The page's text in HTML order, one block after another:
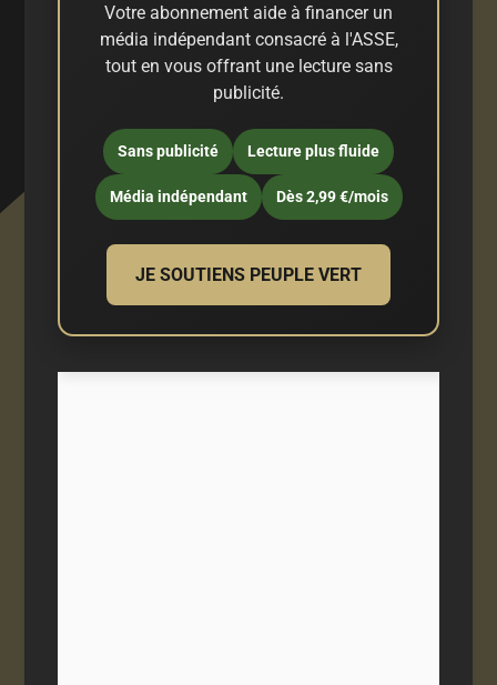
Votre abonnement aide à financer un
média indépendant consacré à l'ASSE,
tout en vous offrant une lecture sans
publicité.
Sans publicité Lecture plus fluide
Média indépendant Dès 2,99 €/mois
JE SOUTIENS PEUPLE VERT